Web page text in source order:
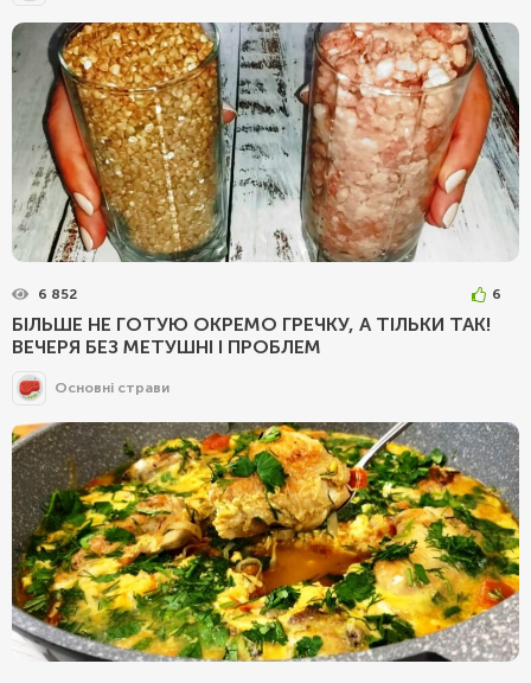
6 852 6
БІЛЬШЕ НЕ ГОТУЮ ОКРЕМО ГРЕЧКУ, А ТІЛЬКИ ТАК!
ВЕЧЕРЯ БЕЗ МЕТУШНІ І ПРОБЛЕМ
Основні страви